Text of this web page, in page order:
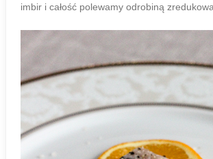
imbir i całość polewamy odrobiną